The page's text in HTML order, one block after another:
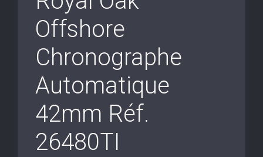
Offshore
Chronographe
Automatique
42mm Réf.
26480TI